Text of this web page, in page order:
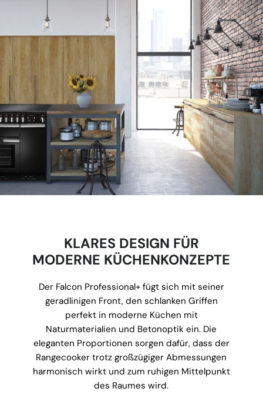
KLARES DESIGN FÜR
MODERNE KÜCHENKONZEPTE
Der Falcon Professional+ fügt sich mit seiner
geradlinigen Front, den schlanken Griffen
perfekt in moderne Küchen mit
Naturmaterialien und Betonoptik ein. Die
eleganten Proportionen sorgen dafür, dass der
Rangecooker trotz großzügiger Abmessungen
harmonisch wirkt und zum ruhigen Mittelpunkt
des Raumes wird.